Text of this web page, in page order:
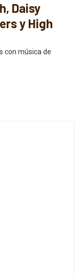
Daisy
y High
con música de